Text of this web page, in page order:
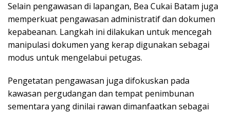
Selain pengawasan di lapangan, Bea Cukai Batam juga
memperkuat pengawasan administratif dan dokumen
kepabeanan. Langkah ini dilakukan untuk mencegah
manipulasi dokumen yang kerap digunakan sebagai
modus untuk mengelabui petugas.
Pengetatan pengawasan juga difokuskan pada
kawasan pergudangan dan tempat penimbunan
sementara yang dinilai rawan dimanfaatkan sebagai